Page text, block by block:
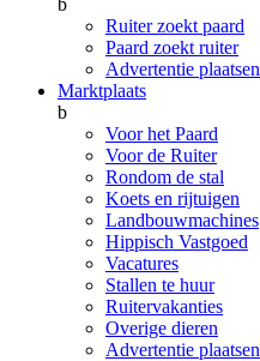
b
Ruiter zoekt paard
Paard zoekt ruiter
Advertentie plaatsen
Marktplaats
b
Voor het Paard
Voor de Ruiter
Rondom de stal
Koets en rijtuigen
Landbouwmachines
Hippisch Vastgoed
Vacatures
Stallen te huur
Ruitervakanties
Overige dieren
Advertentie plaatsen